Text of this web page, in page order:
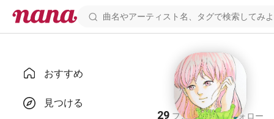
おすすめ
見つける
ichijou
29 フォロワー38 フォロー